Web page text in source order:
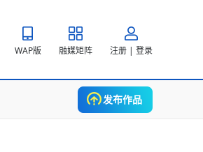
WAP版 融媒矩阵 注册 | 登录
发布作品